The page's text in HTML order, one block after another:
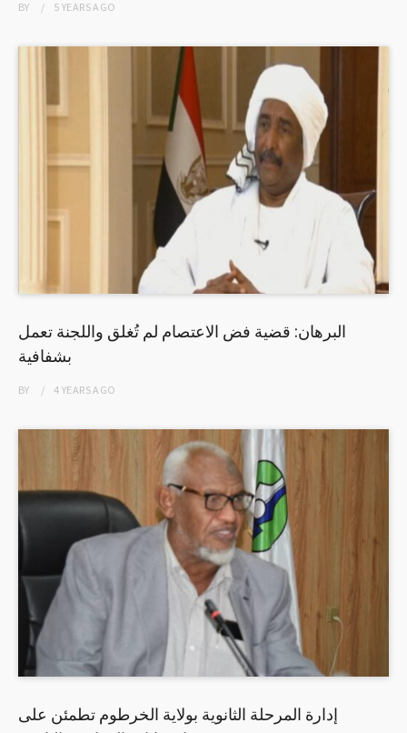
BY 5 YEARSAGO
البرهان: قضية فض الاعتصام لم تُغلق واللجنة تعمل
بشفافية
BY 4 YEARSAGO
إدارة المرحلة الثانوية بولاية الخرطوم تطمئن على